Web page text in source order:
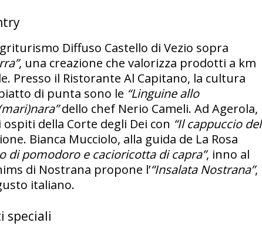
Diffuso Castello di Vezio sopra
, una creazione che valorizza prodotti a km
Presso il Ristorante Al Capitano, la cultura
di punta sono le “Linguine allo
dello chef Nerio Cameli. Ad Agerola,
della Corte degli Dei con “Il cappuccio del
Bianca Mucciolo, alla guida de La Rosa
di pomodoro e cacioricotta di capra”, inno al
di Nostrana propone l’“Insalata Nostrana”,
italiano.
speciali